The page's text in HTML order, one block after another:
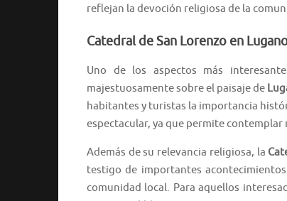
reflejan la devoción religiosa de la
Catedral de San Lorenzo en
Uno de los aspectos más
majestuosamente sobre el paisaje de
habitantes y turistas la importancia
espectacular, ya que permite
Además de su relevancia religiosa, la
testigo de importantes
comunidad local. Para aquellos